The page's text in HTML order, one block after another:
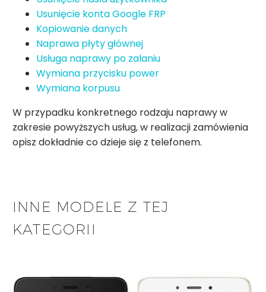
Usunięcie konta Google FRP
Kopiowanie danych
Naprawa płyty głównej
Usługa naprawy po zalaniu
Wymiana przycisku power
Wymiana korpusu
W przypadku konkretnego rodzaju naprawy w
zakresie powyższych usług, w realizacji zamówienia
opisz dokładnie co dzieje się z telefonem.
INNE MODELE Z TEJ
KATEGORII